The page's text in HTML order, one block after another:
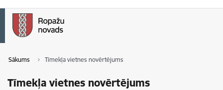
Sākums Tīmekļa vietnes novērtējums
Tīmekļa vietnes novērtējums